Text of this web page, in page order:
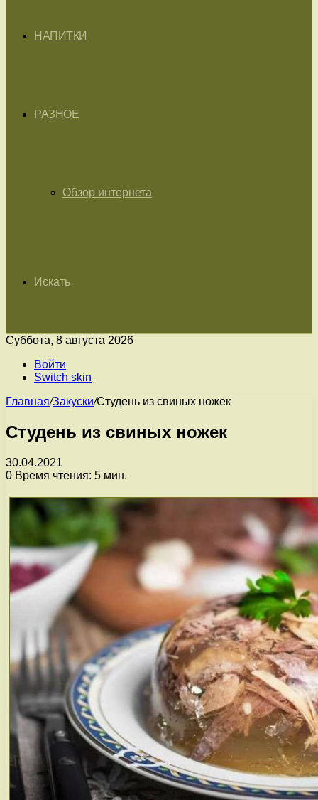
НАПИТКИ
РАЗНОЕ
Обзор интернета
Искать
Суббота, 8 августа 2026
Войти
Switch skin
Главная/Закуски/Студень из свиных ножек
Студень из свиных ножек
30.04.2021
0 Время чтения: 5 мин.